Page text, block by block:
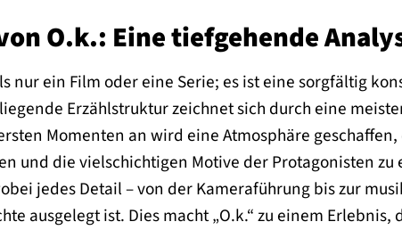
O.k.: Eine tiefgehende
nur ein Film oder eine Serie; es ist eine sorgfältig
Erzählstruktur zeichnet sich durch eine
Momenten an wird eine Atmosphäre
und die vielschichtigen Motive der Protagonisten
jedes Detail – von der Kameraführung bis zur
ausgelegt ist. Dies macht „O.k.“ zu einem